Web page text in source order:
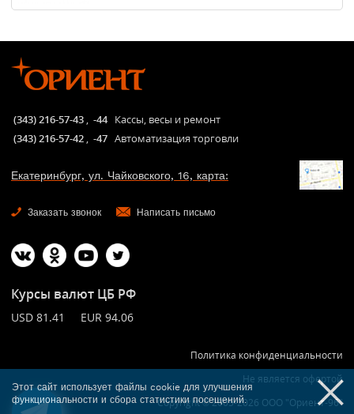
(343) 216-57-43 , -44 Кассы, весы и ремонт
(343) 216-57-42 , -47 Автоматизация торговли
Екатеринбург, ул. Чайковского, 16, карта:
Заказать звонок Написать письмо
Курсы валют ЦБ РФ
USD 81.41 EUR 94.06
Политика конфиденциальности
Не является офертой
Copyright © 2005-2026 ООО "Ориент-96"
Этот сайт использует файлы cookie для улучшения
функциональности и сбора статистики посещений.